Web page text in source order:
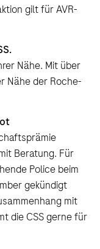
gilt für AVR-
Nähe. Mit über
Nähe der Roche-
Beratung. Für
Police beim
gekündigt
mit
die CSS gerne für